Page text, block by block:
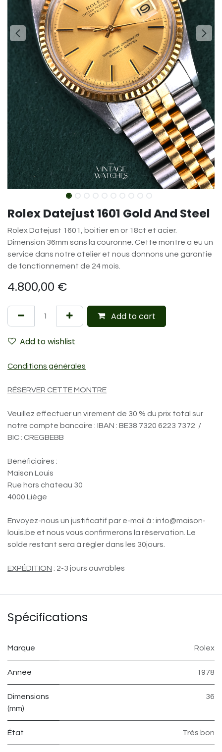
Rolex Datejust 1601 Gold And Steel
Rolex Datejust 1601, boitier en or 18ct et acier.
Dimension 36mm sans la couronne. Cette montre a eu un
service dans notre atelier et nous donnons une garantie
de fonctionnement de 24 mois.
4.800,00 €
Add to cart
Add to wishlist
Conditions générales
RÉSERVER CETTE MONTRE
Veuillez effectuer un virement de 30 % du prix total sur
notre compte bancaire : IBAN : BE38 7320 6223 7372 /
BIC : CREGBEBB
Bénéficiaires :
Maison Louis
Rue hors chateau 30
4000 Liège
Envoyez-nous un justificatif par e-mail à : info@maison-
louis.be et nous vous confirmerons la réservation. Le
solde restant sera à régler dans les 30jours.
EXPÉDITION : 2-3 jours ouvrables
Spécifications
Marque Rolex
Année 1978
Dimensions
(mm)
36
État Très bon